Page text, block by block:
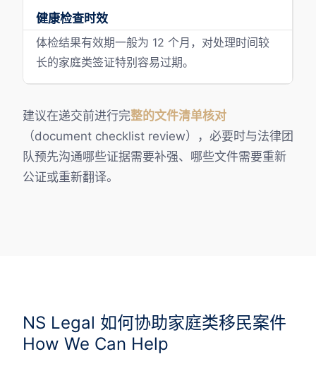
健康检查时效
体检结果有效期一般为 12 个月，对处理时间较
长的家庭类签证特别容易过期。
建议在递交前进行完整的文件清单核对
（document checklist review），必要时与法律团
队预先沟通哪些证据需要补强、哪些文件需要重新
公证或重新翻译。
NS Legal 如何协助家庭类移民案件
How We Can Help